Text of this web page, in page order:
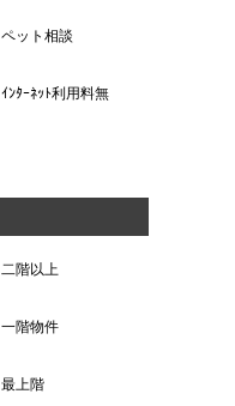
ペット相談
ｲﾝﾀｰﾈｯﾄ利用料無
二階以上
一階物件
最上階